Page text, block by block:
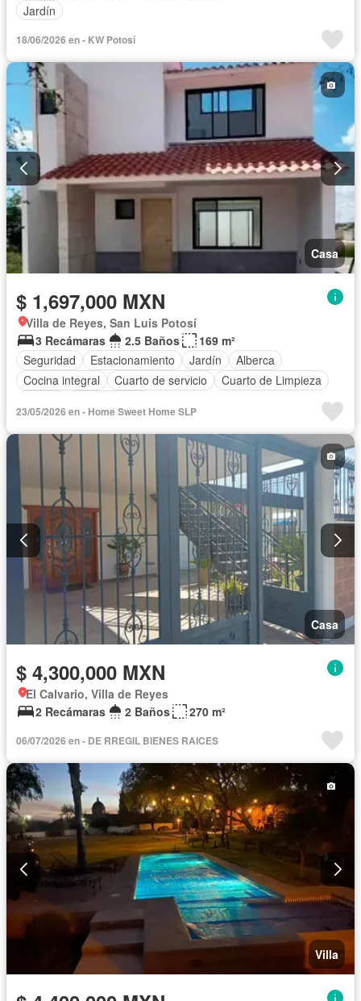
Jardín
18/06/2026 en - KW Potosí
Casa
$ 1,697,000 MXN
Villa de Reyes, San Luis Potosí
3 Recámaras
2.5 Baños
169 m²
Seguridad
Estacionamiento Jardín
Alberca
Cocina integral
Cuarto de servicio
Cuarto de Limpieza
23/05/2026 en - Home Sweet Home SLP
Casa
$ 4,300,000 MXN
El Calvario, Villa de Reyes
2 Recámaras
2 Baños 270 m²
06/07/2026 en - DE RREGIL BIENES RAICES
Villa